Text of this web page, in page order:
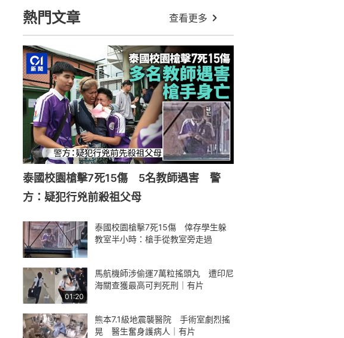
熱門文章 查看更多
泰國校園槍擊7死15傷 5名教師遇害 警
方：疑犯行兇前殺祖父母
泰國校園槍擊7死15傷 倖存學生躲
教室半小時：槍手從教室旁走過
01:20
馬航機師涉偷運7萬粒搖頭丸 遭印尼
海關查獲最高可判死刑｜有片
熊本7.1級地震襲醫院 手術室劇烈搖
晃 醫生奮身護病人｜有片